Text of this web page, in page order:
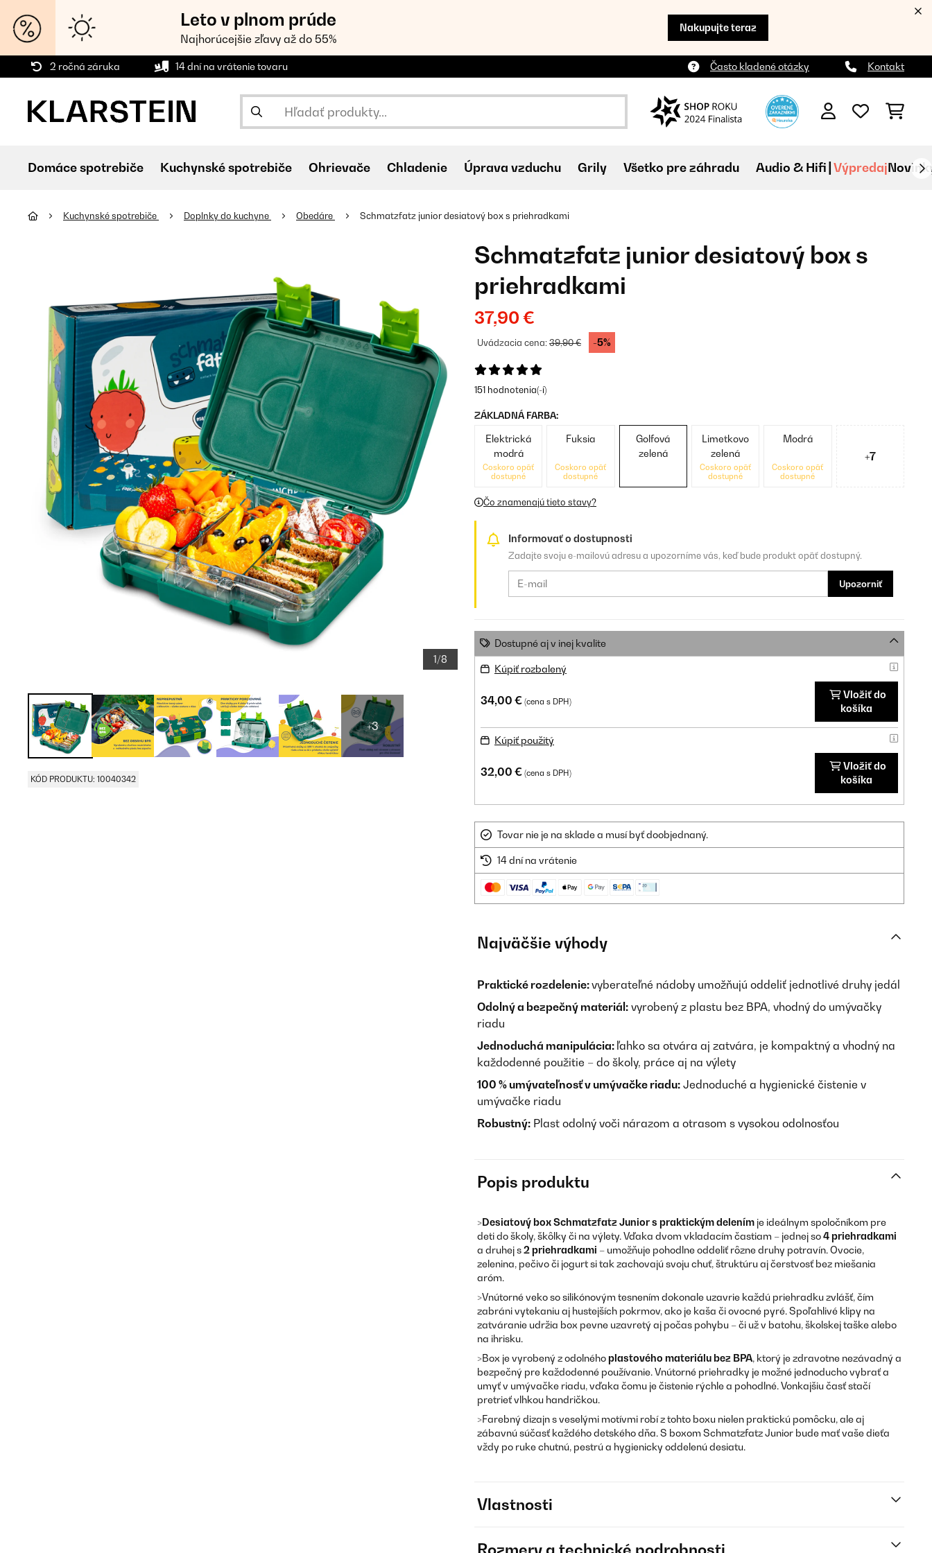
Leto v plnom prúde
Najhorúcejšie zľavy až do 55%
Nakupujte teraz
2 ročná záruka 14 dní na vrátenie tovaru Často kladené otázky Kontakt
Domáce spotrebiče Kuchynské spotrebiče Ohrievače Chladenie Úprava vzduchu Grily Všetko pre záhradu Audio & Hifi Výpredaj
Kuchynské spotrebiče Doplnky do kuchyne Obedáre Schmatzfatz junior desiatový box s priehradkami
1/8
+3
KÓD PRODUKTU: 10040342
Schmatzfatz junior desiatový box s
priehradkami
37,90 €
Uvádzacia cena:39,90 € -5%
151 hodnotenia(-í)
ZÁKLADNÁ FARBA:
Elektrická
modrá
Čoskoro opäť
dostupné
Fuksia
Čoskoro opäť
dostupné
Golfová
zelená
Limetkovo
zelená
Čoskoro opäť
dostupné
Modrá
Čoskoro opäť
dostupné
+7
Čo znamenajú tieto stavy?
Informovať o dostupnosti
Zadajte svoju e-mailovú adresu a upozorníme vás, keď bude produkt opäť dostupný.
Upozorniť
Dostupné aj v inej kvalite
Kúpiť rozbalený
34,00 € (cena s DPH)
Vložiť do
košíka
Kúpiť použitý
32,00 € (cena s DPH)
Vložiť do
košíka
Tovar nie je na sklade a musí byť doobjednaný.
14 dní na vrátenie
Najväčšie výhody
Praktické rozdelenie:vyberateľné nádoby umožňujú oddeliť jednotlivé druhy jedál
Odolný a bezpečný materiál: vyrobený z plastu bez BPA, vhodný do umývačky
riadu
Jednoduchá manipulácia: ľahko sa otvára aj zatvára, je kompaktný a vhodný na
každodenné použitie – do školy, práce aj na výlety
100 % umývateľnosť v umývačke riadu: Jednoduché a hygienické čistenie v
umývačke riadu
Robustný: Plast odolný voči nárazom a otrasom s vysokou odolnosťou
Popis produktu
>Desiatový box Schmatzfatz Junior s praktickým delením je ideálnym spoločníkom pre
deti do školy, škôlky či na výlety. Vďaka dvom vkladacím častiam – jednej so4 priehradkami
a druhej s2 priehradkami – umožňuje pohodlne oddeliť rôzne druhy potravín. Ovocie,
zelenina, pečivo či jogurt si tak zachovajú svoju chuť, štruktúru aj čerstvosť bez miešania
aróm.
>Vnútorné veko so silikónovým tesnením dokonale uzavrie každú priehradku zvlášť, čím
zabráni vytekaniu aj hustejších pokrmov, ako je kaša či ovocné pyré. Spoľahlivé klipy na
zatváranie udržia box pevne uzavretý aj počas pohybu – či už v batohu, školskej taške alebo
na ihrisku.
>Box je vyrobený z odolného plastového materiálu bez BPA, ktorý je zdravotne nezávadný a
bezpečný pre každodenné používanie. Vnútorné priehradky je možné jednoducho vybrať a
umyť v umývačke riadu, vďaka čomu je čistenie rýchle a pohodlné. Vonkajšiu časť stačí
pretrieť vlhkou handričkou.
>Farebný dizajn s veselými motívmi robí z tohto boxu nielen praktickú pomôcku, ale aj
zábavnú súčasť každého detského dňa. S boxom Schmatzfatz Junior bude mať vaše dieťa
vždy po ruke chutnú, pestrú a hygienicky oddelenú desiatu.
Vlastnosti